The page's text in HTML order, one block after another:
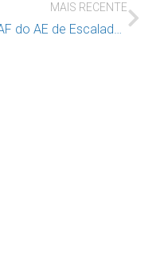
MAIS RECENTE
GAAF do AE de Escalada, organizou um webinar sobre o bom uso das tecnologias